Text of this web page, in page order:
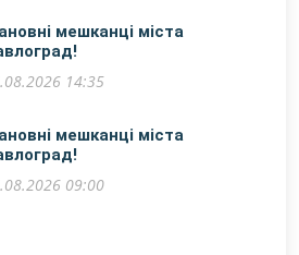
мешканці міста
14:35
мешканці міста
09:00